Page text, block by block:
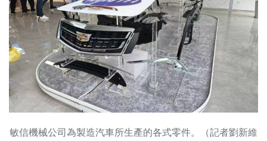
敏信機械公司為製造汽車所生產的各式零件。（記者劉新維